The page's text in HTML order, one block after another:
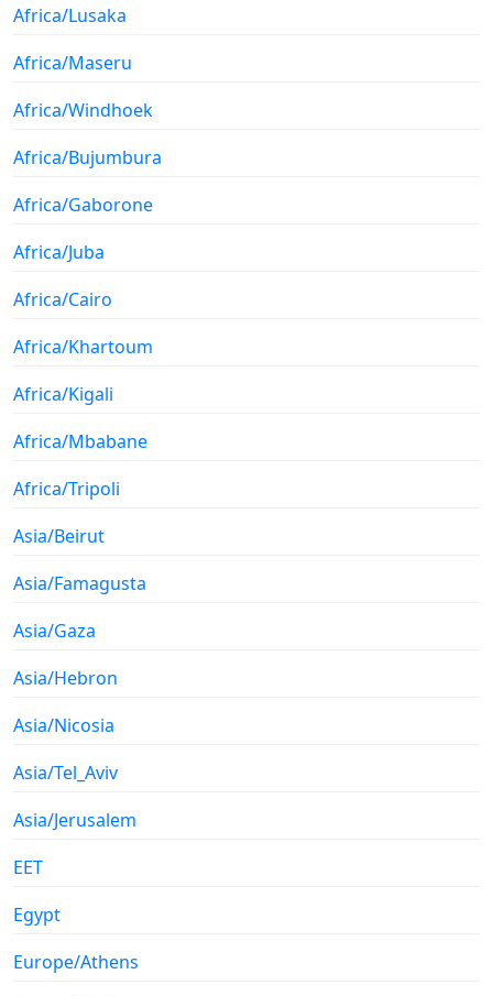
Africa/Lusaka
Africa/Maseru
Africa/Windhoek
Africa/Bujumbura
Africa/Gaborone
Africa/Juba
Africa/Cairo
Africa/Khartoum
Africa/Kigali
Africa/Mbabane
Africa/Tripoli
Asia/Beirut
Asia/Famagusta
Asia/Gaza
Asia/Hebron
Asia/Nicosia
Asia/Tel_Aviv
Asia/Jerusalem
EET
Egypt
Europe/Athens